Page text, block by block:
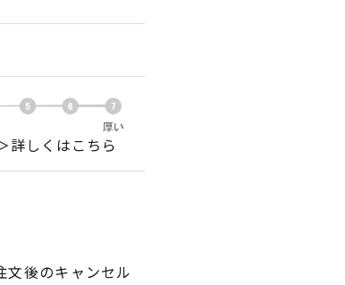
詳しくはこちら
文後のキャンセル